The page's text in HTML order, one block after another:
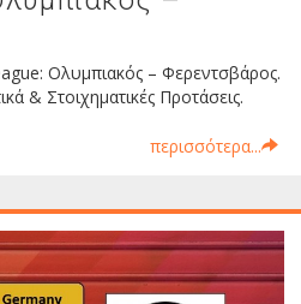
Ολυμπιακός – Φερεντσβάρος.
& Στοιχηματικές Προτάσεις.
περισσότερα...